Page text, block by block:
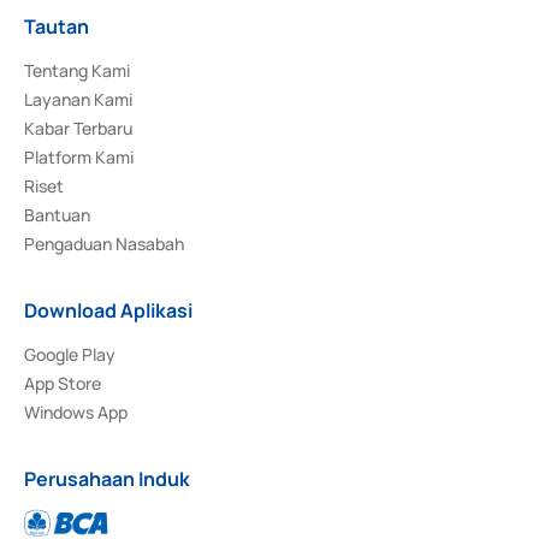
Tautan
Tentang Kami
Layanan Kami
Kabar Terbaru
Platform Kami
Riset
Bantuan
Pengaduan Nasabah
Download Aplikasi
Google Play
App Store
Windows App
Perusahaan Induk